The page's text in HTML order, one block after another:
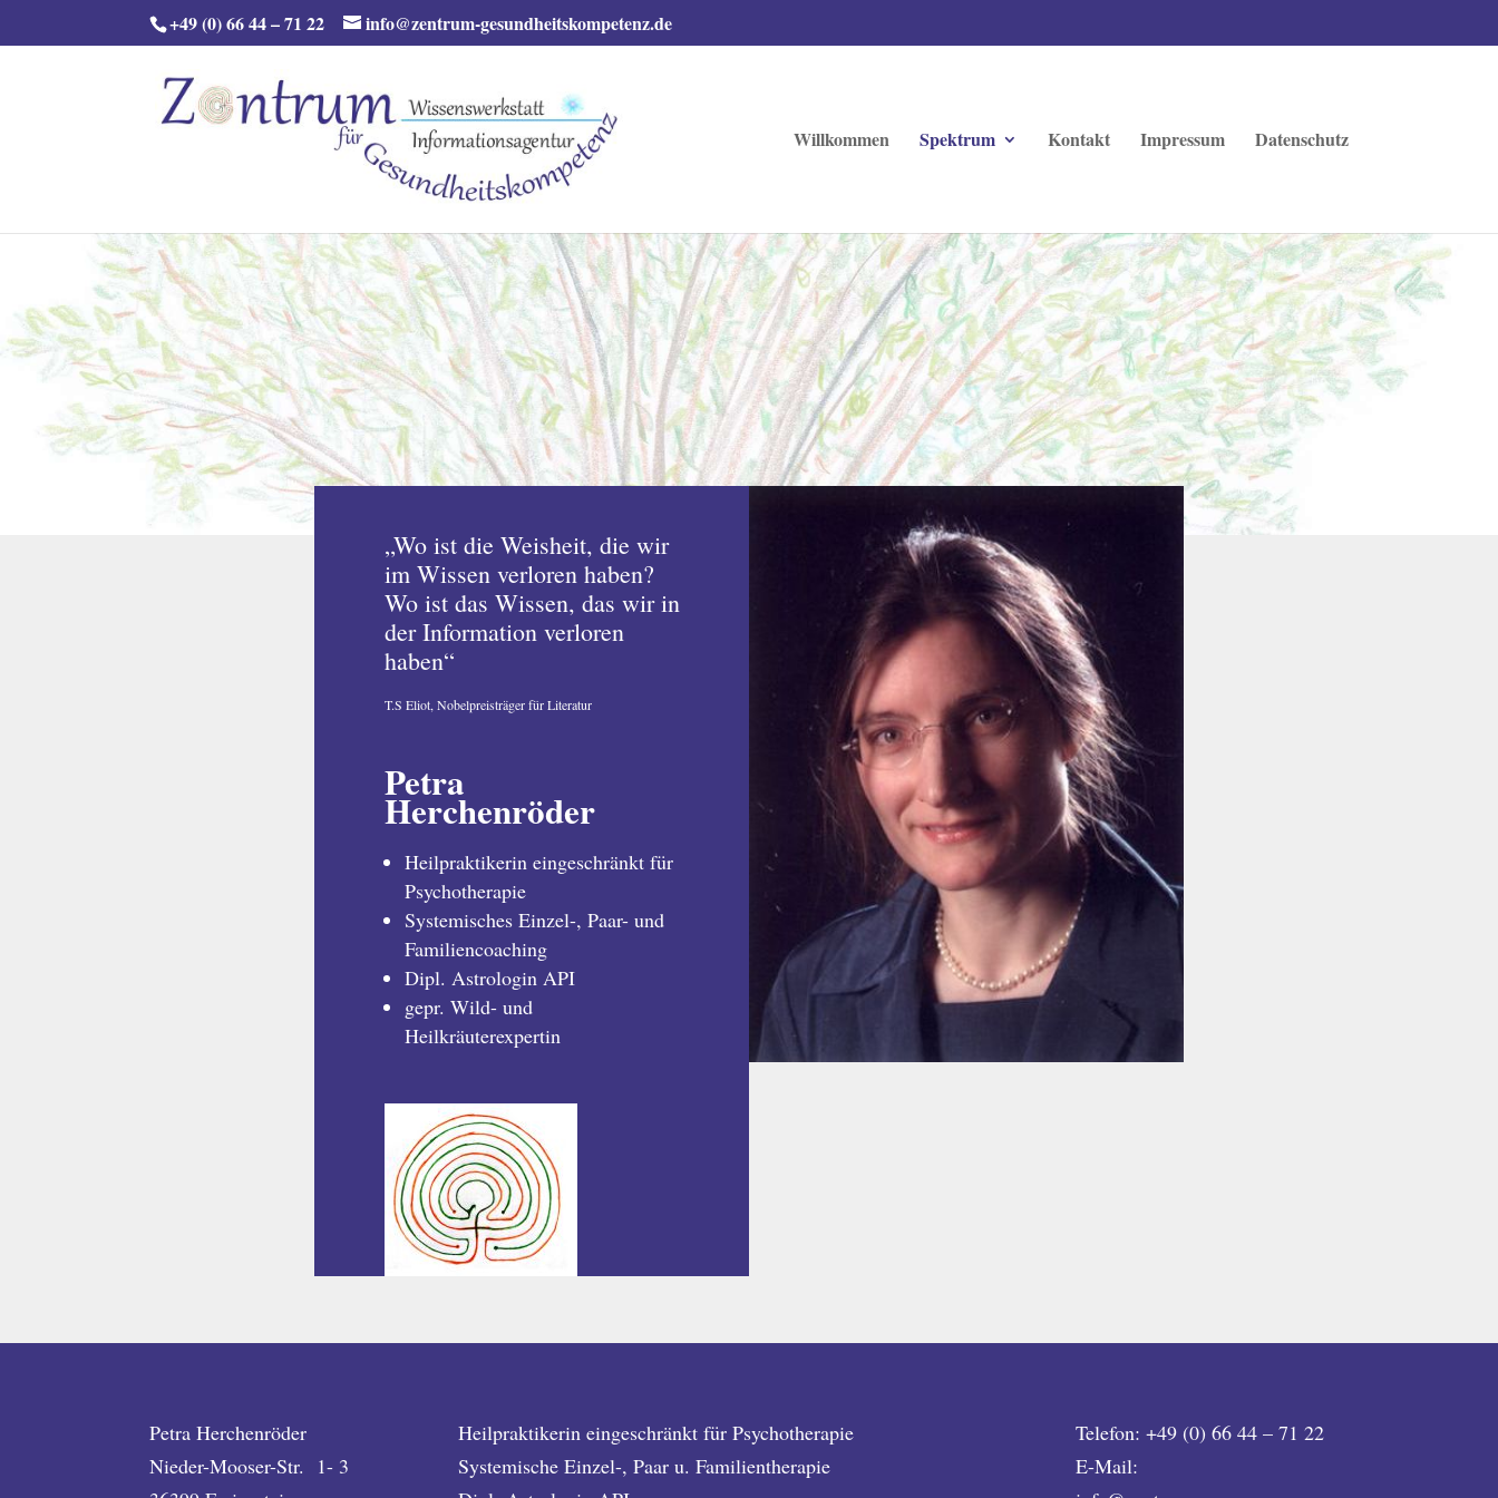
+49 (0) 66 44 – 71 22 info@zentrum-gesundheitskompetenz.de
Willkommen Spektrum Kontakt Impressum Datenschutz
„Wo ist die Weisheit, die wir
im Wissen verloren haben?
Wo ist das Wissen, das wir in
der Information verloren
haben“
T.S Eliot, Nobelpreisträger für Literatur
Petra
Herchenröder
Heilpraktikerin eingeschränkt für
Psychotherapie
Systemisches Einzel-, Paar- und
Familiencoaching
Dipl. Astrologin API
gepr. Wild- und
Heilkräuterexpertin
Petra Herchenröder
Nieder-Mooser-Str. 1- 3
Heilpraktikerin eingeschränkt für Psychotherapie
Systemische Einzel-, Paar u. Familientherapie
Telefon: +49 (0) 66 44 – 71 22
E-Mail: